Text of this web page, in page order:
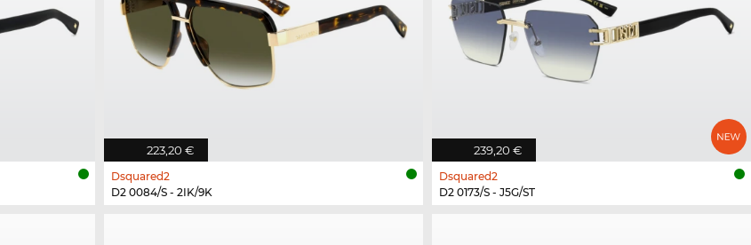
223,20 €
Dsquared2
D2 0084/S - 2IK/9K
239,20 €
Dsquared2
D2 0173/S - J5G/ST